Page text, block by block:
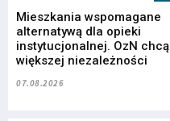
Mieszkania wspomagane
alternatywą dla opieki
instytucjonalnej. OzN chcą
większej niezależności
07.08.2026